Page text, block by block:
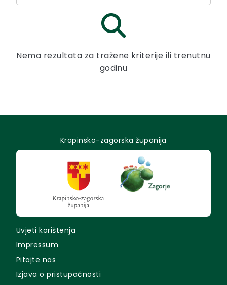
Nema rezultata za tražene kriterije ili trenutnu
godinu
Krapinsko-zagorska županija
Uvjeti korištenja
Impressum
Pitajte nas
Izjava o pristupačnosti